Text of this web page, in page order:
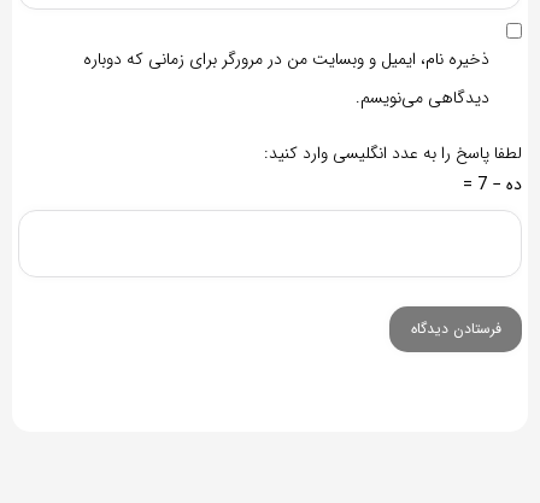
ذخیره نام، ایمیل و وبسایت من در مرورگر برای زمانی که دوباره
دیدگاهی می‌نویسم.
لطفا پاسخ را به عدد انگلیسی وارد کنید:
ده − 7 =